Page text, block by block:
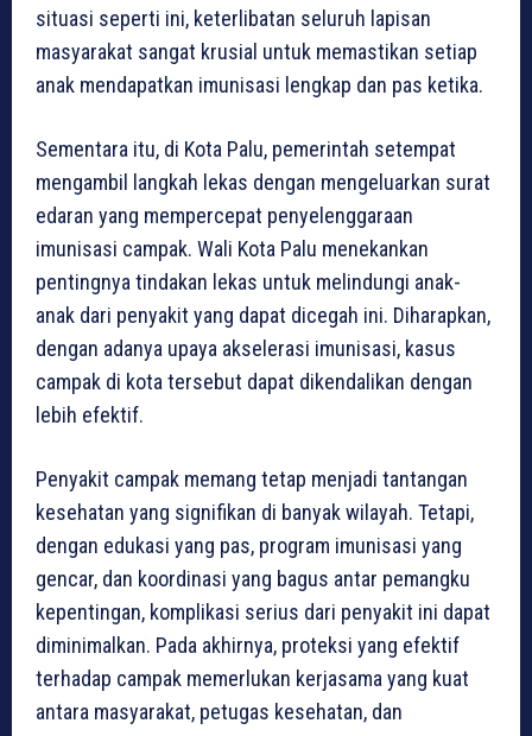
situasi seperti ini, keterlibatan seluruh lapisan
masyarakat sangat krusial untuk memastikan setiap
anak mendapatkan imunisasi lengkap dan pas ketika.
Sementara itu, di Kota Palu, pemerintah setempat
mengambil langkah lekas dengan mengeluarkan surat
edaran yang mempercepat penyelenggaraan
imunisasi campak. Wali Kota Palu menekankan
pentingnya tindakan lekas untuk melindungi anak-
anak dari penyakit yang dapat dicegah ini. Diharapkan,
dengan adanya upaya akselerasi imunisasi, kasus
campak di kota tersebut dapat dikendalikan dengan
lebih efektif.
Penyakit campak memang tetap menjadi tantangan
kesehatan yang signifikan di banyak wilayah. Tetapi,
dengan edukasi yang pas, program imunisasi yang
gencar, dan koordinasi yang bagus antar pemangku
kepentingan, komplikasi serius dari penyakit ini dapat
diminimalkan. Pada akhirnya, proteksi yang efektif
terhadap campak memerlukan kerjasama yang kuat
antara masyarakat, petugas kesehatan, dan